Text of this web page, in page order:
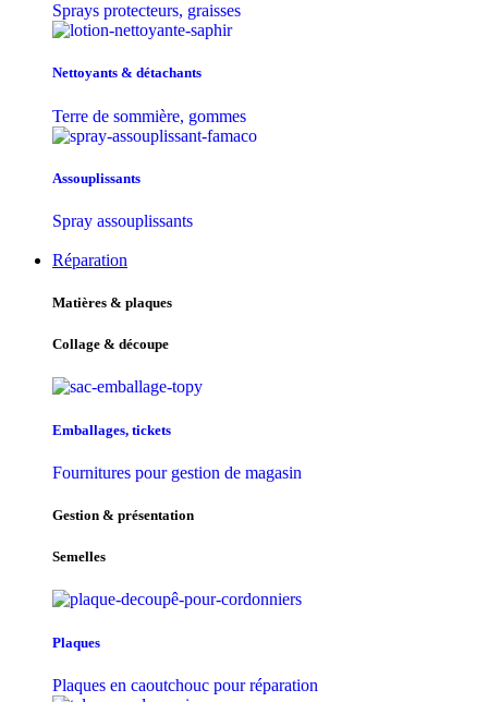
Sprays protecteurs, graisses
Nettoyants & détachants
Terre de sommière, gommes
Assouplissants
Spray assouplissants
Réparation
Matières & plaques
Collage & découpe
Emballages, tickets
Fournitures pour gestion de magasin
Gestion & présentation
Semelles
Plaques
Plaques en caoutchouc pour réparation